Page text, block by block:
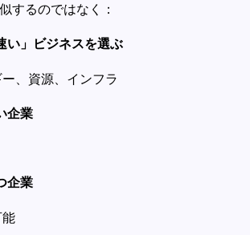
するのではなく：
」ビジネスを選ぶ
、資源、インフラ
企業
企業